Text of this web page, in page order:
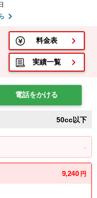
料金表
実績一覧
電話をかける
50cc以下
-
9,240 円